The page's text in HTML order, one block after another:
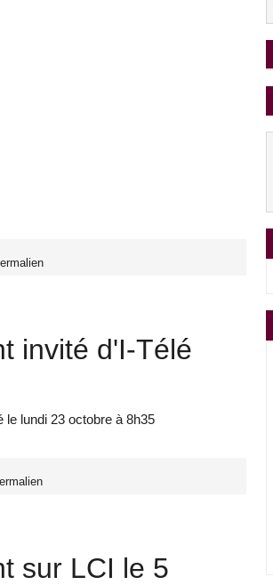
invité d'I-Télé
lundi 23 octobre à 8h35
sur LCI le 5